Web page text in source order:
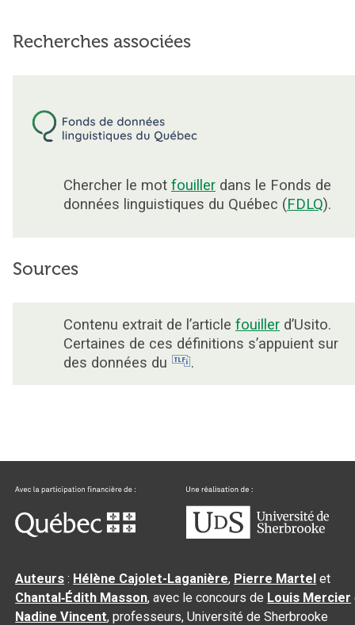
Recherches associées
Chercher le mot fouiller dans le Fonds de
données linguistiques du Québec (FDLQ).
Sources
Contenu extrait de l’article fouiller d’Usito.
Certaines de ces définitions s’appuient sur
des données du
.
Auteurs : Hélène Cajolet-Laganière, Pierre Martel et
Chantal‑Édith Masson, avec le concours de Louis Mercier
Nadine Vincent, professeurs, Université de Sherbrooke